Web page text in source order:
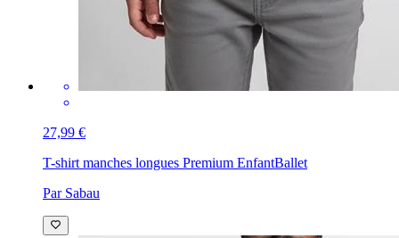
27,99 €
T-shirt manches longues Premium EnfantBallet
Par Sabau